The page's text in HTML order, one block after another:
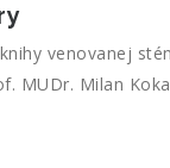
venovanej
MUDr. Milan